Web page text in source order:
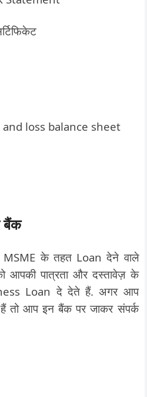
and loss balance sheet
बैंक
के तहत Loan देने वाले
पात्रता और दस्तावेज़ के
Loan दे देते हैं. अगर आप
तो आप इन बैंक पर जाकर संपर्क